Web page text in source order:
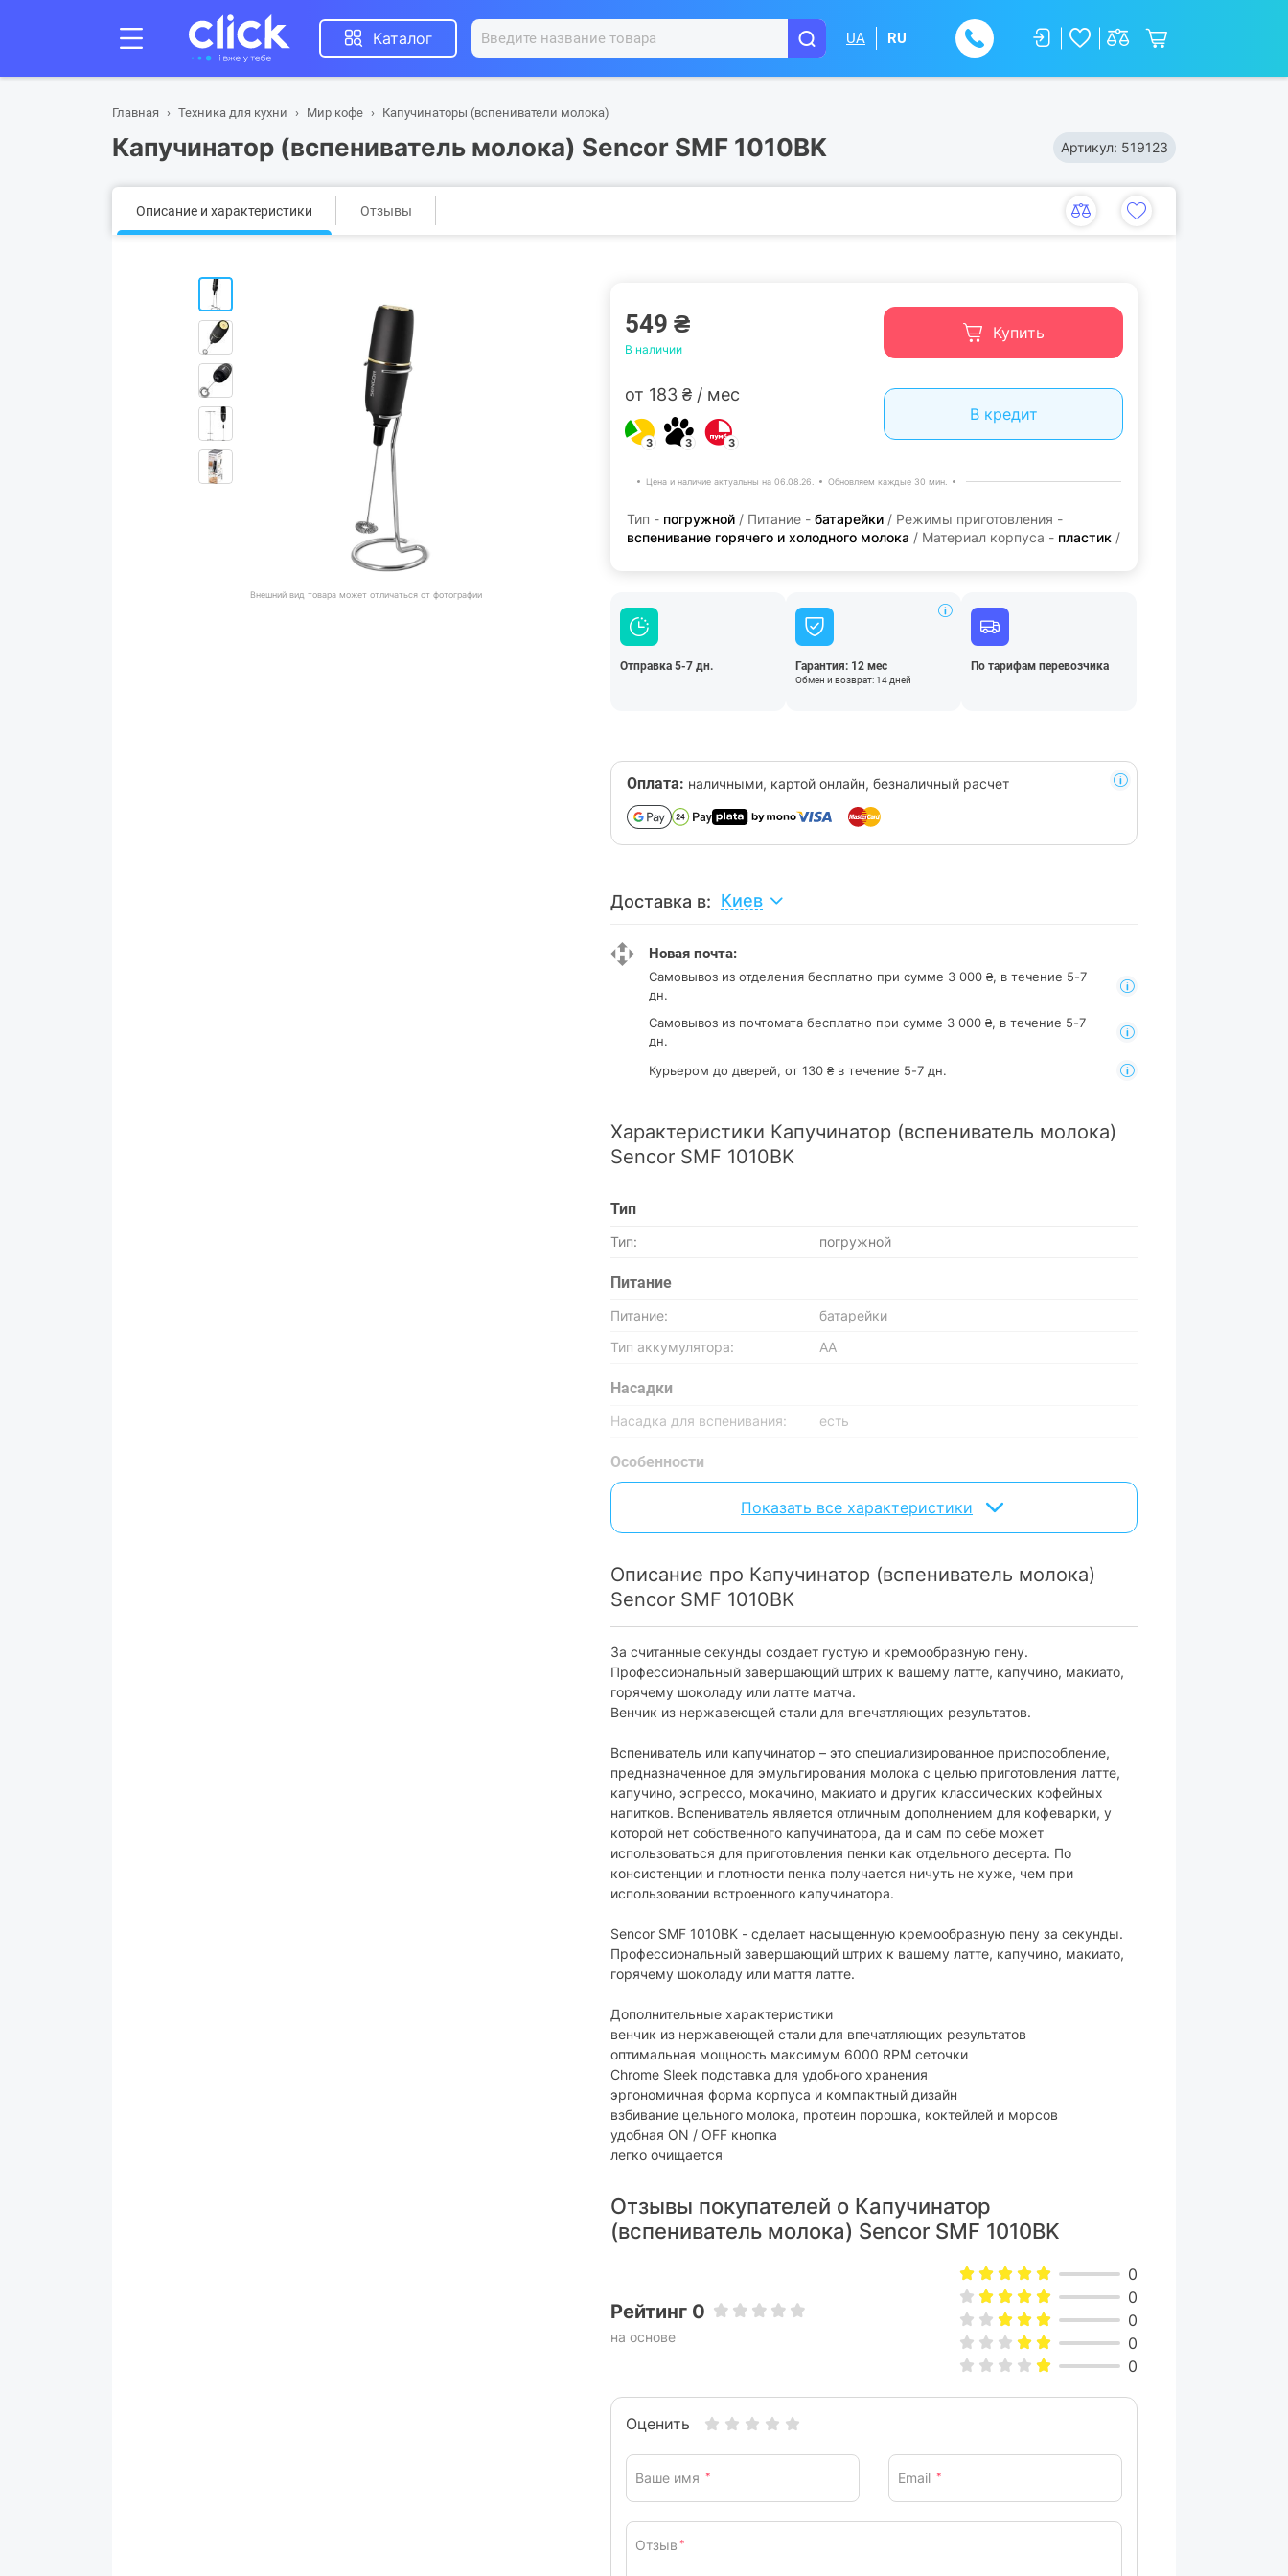
Каталог UA RU
Главная Техника для кухни Мир кофе Капучинаторы (вспениватели молока)
Капучинатор (вспениватель молока) Sencor SMF 1010BK Артикул: 519123
Описание и характеристики Отзывы
Внешний вид товара может отличаться от фотографии
549 ₴
В наличии
Купить
от 183 ₴ / мес
3 3 3
В кредит
Цена и наличие актуальны на 06.08.26. Обновляем каждые 30 мин.
Тип - погружной / Питание - батарейки / Режимы приготовления -
вспенивание горячего и холодного молока / Материал корпуса - пластик /
Отправка 5-7 дн. Гарантия: 12 мес
Обмен и возврат: 14 дней
По тарифам перевозчика
Оплата: наличными, картой онлайн, безналичный расчет
Доставка в: Киев
Новая почта:
Самовывоз из отделения бесплатно при сумме 3 000 ₴, в течение 5-7
дн.
Самовывоз из почтомата бесплатно при сумме 3 000 ₴, в течение 5-7
дн.
Курьером до дверей, от 130 ₴ в течение 5-7 дн.
Характеристики Капучинатор (вспениватель молока)
Sencor SMF 1010BK
Тип
Тип: погружной
Питание
Питание:
батарейки
Тип аккумулятора:
АА
Насадки
Насадка для вспенивания: есть
Особенности
Сменный венчик:
Режимы работи
Режимы приготовления: вспенивание горячего и холодного молока
Физические характеристики
Вес:
200 г
Размеры (ВхШхГ):
Характеристики и комплектация товара могут изменяться производителем
без уведомления.
Показать все характеристики
Описание про Капучинатор (вспениватель молока)
Sencor SMF 1010BK
За считанные секунды создает густую и кремообразную пену.
Профессиональный завершающий штрих к вашему латте, капучино, макиато,
горячему шоколаду или латте матча.
Венчик из нержавеющей стали для впечатляющих результатов.
Вспениватель или капучинатор – это специализированное приспособление,
предназначенное для эмульгирования молока с целью приготовления латте,
капучино, эспрессо, мокачино, макиато и других классических кофейных
напитков. Вспениватель является отличным дополнением для кофеварки, у
которой нет собственного капучинатора, да и сам по себе может
использоваться для приготовления пенки как отдельного десерта. По
консистенции и плотности пенка получается ничуть не хуже, чем при
использовании встроенного капучинатора.
Sencor SMF 1010BK - сделает насыщенную кремообразную пену за секунды.
Профессиональный завершающий штрих к вашему латте, капучино, макиато,
горячему шоколаду или маття латте.
Дополнительные характеристики
венчик из нержавеющей стали для впечатляющих результатов
оптимальная мощность максимум 6000 RPM сеточки
Chrome Sleek подставка для удобного хранения
эргономичная форма корпуса и компактный дизайн
взбивание цельного молока, протеин порошка, коктейлей и морсов
удобная ON / OFF кнопка
легко очищается
Отзывы покупателей о Капучинатор
(вспениватель молока) Sencor SMF 1010BK
Рейтинг 0
на основе
0
0
0
0
0
Оценить
Ваше имя * Email *
Отзыв *